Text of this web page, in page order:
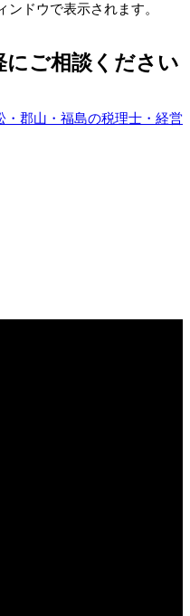
ドウで表示されます。
ご相談ください